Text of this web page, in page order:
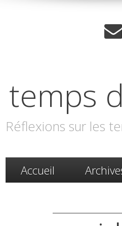
temps
Réflexions sur les
Accueil